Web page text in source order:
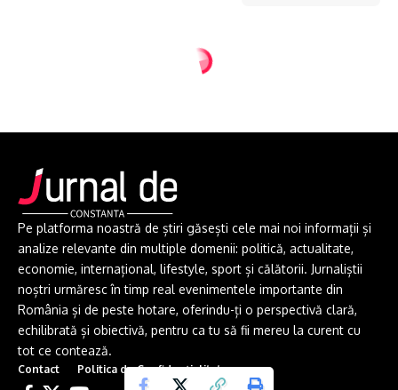
Pe platforma noastră de știri găsești cele mai noi informații și
analize relevante din multiple domenii: politică, actualitate,
economie, internațional, lifestyle, sport și călătorii. Jurnaliștii
noștri urmăresc în timp real evenimentele importante din
România și de peste hotare, oferindu-ți o perspectivă clară,
echilibrată și obiectivă, pentru ca tu să fii mereu la curent cu
tot ce contează.
Contact Politica de Confidențialitate